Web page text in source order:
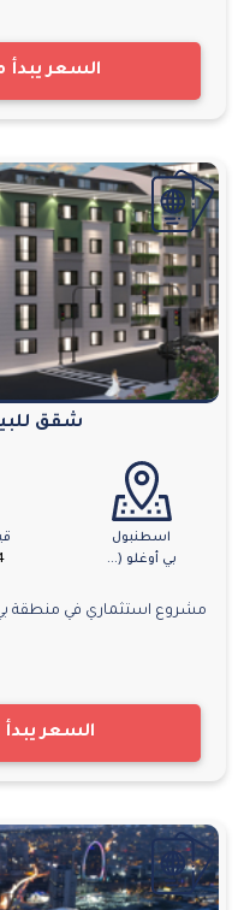
السعر يبدأ
شقق
اسطنبول
بي أوغلو (...
مشروع استثماري في منطقة
السعر